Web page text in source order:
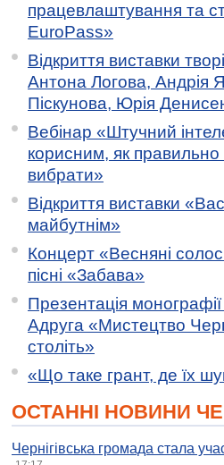
працевлаштування та
EuroPass»
Відкриття виставки
Антона Логова, Андрія
Піскунова, Юрія
Вебінар «Штучний
корисним, як правильно
вибрати»
Відкриття виставки
майбутнім»
Концерт «Весняні
пісні «Забава»
Презентація
Адруга «Мистецтво
століть»
«Що таке грант, де їх
ОСТАННІ НОВИНИ
Чернігівська громада стала